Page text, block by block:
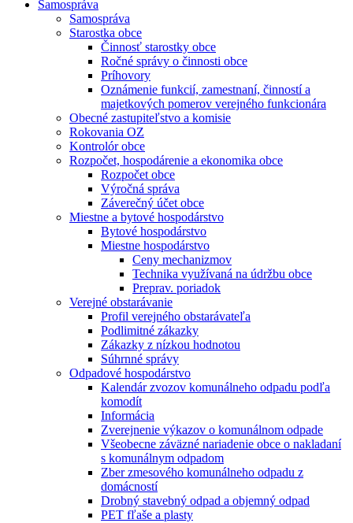
Samospráva
Samospráva
Starostka obce
Činnosť starostky obce
Ročné správy o činnosti obce
Príhovory
Oznámenie funkcií, zamestnaní, činností a
majetkových pomerov verejného funkcionára
Obecné zastupiteľstvo a komisie
Rokovania OZ
Kontrolór obce
Rozpočet, hospodárenie a ekonomika obce
Rozpočet obce
Výročná správa
Záverečný účet obce
Miestne a bytové hospodárstvo
Bytové hospodárstvo
Miestne hospodárstvo
Ceny mechanizmov
Technika využívaná na údržbu obce
Preprav. poriadok
Verejné obstarávanie
Profil verejného obstarávateľa
Podlimitné zákazky
Zákazky z nízkou hodnotou
Súhrnné správy
Odpadové hospodárstvo
Kalendár zvozov komunálneho odpadu podľa
komodít
Informácia
Zverejnenie výkazov o komunálnom odpade
Všeobecne záväzné nariadenie obce o nakladaní
s komunálnym odpadom
Zber zmesového komunálneho odpadu z
domácností
Drobný stavebný odpad a objemný odpad
PET fľaše a plasty